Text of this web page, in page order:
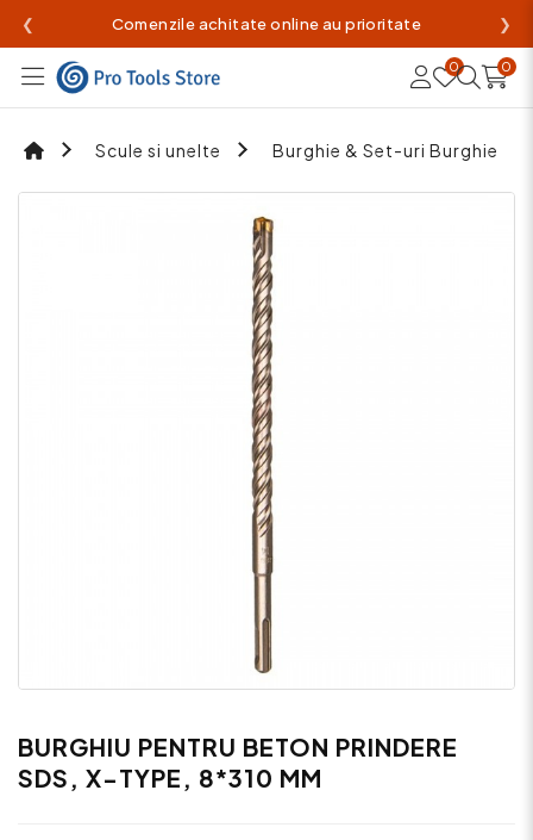
❮ Comenzile achitate online au prioritate ❯
0 0
Scule si unelte Burghie & Set-uri Burghie
BURGHIU PENTRU BETON PRINDERE
SDS, X-TYPE, 8*310 MM